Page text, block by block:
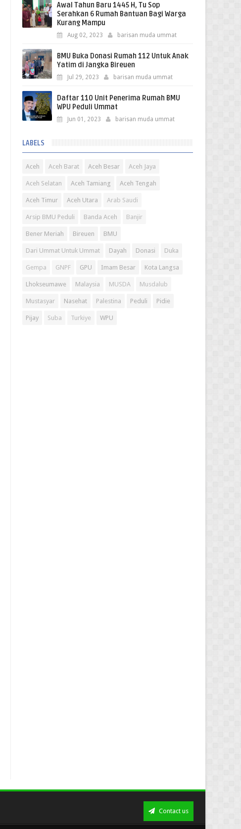
Awal Tahun Baru 1445 H, Tu Sop
Serahkan 6 Rumah Bantuan Bagi Warga
Kurang Mampu
Aug 02, 2023 barisan muda ummat
BMU Buka Donasi Rumah 112 Untuk Anak
Yatim di Jangka Bireuen
Jul 29, 2023 barisan muda ummat
Daftar 110 Unit Penerima Rumah BMU
WPU Peduli Ummat
Jun 01, 2023 barisan muda ummat
LABELS
Aceh Aceh Barat Aceh Besar Aceh Jaya
Aceh Selatan Aceh Tamiang Aceh Tengah
Aceh Timur Aceh Utara Arab Saudi
Arsip BMU Peduli Banda Aceh Banjir
Bener Meriah Bireuen BMU
Dari Ummat Untuk Ummat Dayah Donasi Duka
Gempa GNPF GPU Imam Besar Kota Langsa
Lhokseumawe Malaysia MUSDA Musdalub
Mustasyar Nasehat Palestina Peduli Pidie
Pijay Suba Turkiye WPU
Contact us